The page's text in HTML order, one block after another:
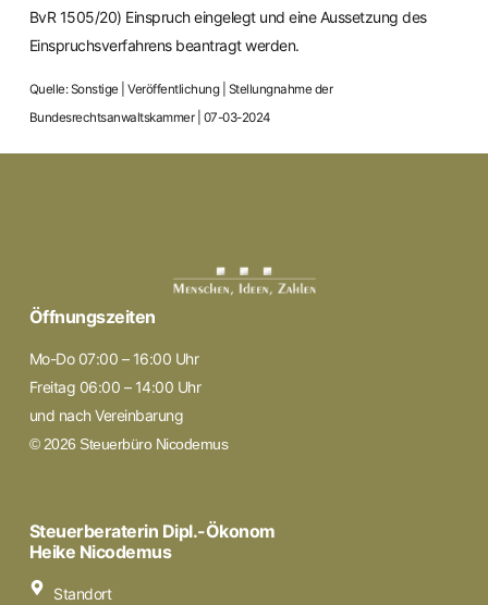
BvR 1505/20) Einspruch eingelegt und eine Aussetzung des
Einspruchsverfahrens beantragt werden.
Quelle: Sonstige | Veröffentlichung | Stellungnahme der
Bundesrechtsanwaltskammer | 07-03-2024
Öffnungszeiten
Mo-Do 07:00 – 16:00 Uhr
Freitag 06:00 – 14:00 Uhr
und nach Vereinbarung
© 2026 Steuerbüro Nicodemus
Steuerberaterin Dipl.-Ökonom
Heike Nicodemus
Standort